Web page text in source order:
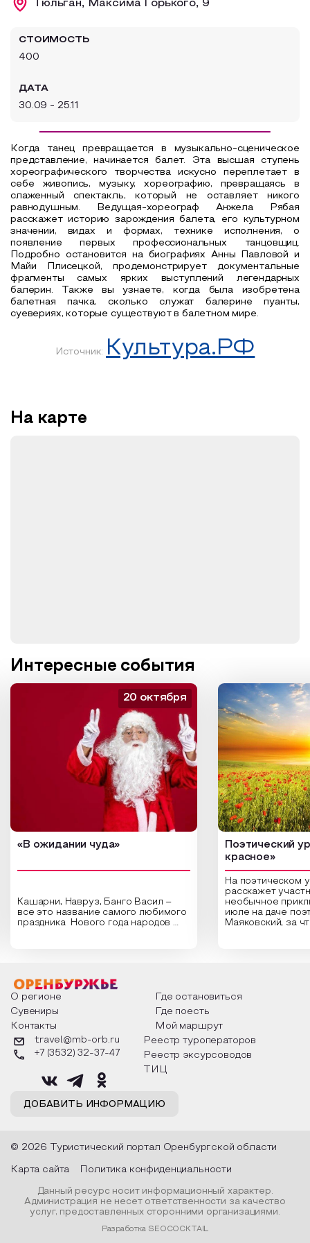
Аттестованные экскурсоводы
Все маршруты
Тюльган, Максима Горького, 9
СТОИМОСТЬ
400
ДАТА
30.09 - 25.11
Когда танец превращается в музыкально-сценическое
представление, начинается балет. Эта высшая ступень
хореографического творчества искусно переплетает в
себе живопись, музыку, хореографию, превращаясь в
слаженный спектакль, который не оставляет никого
равнодушным. Ведущая-хореограф Анжела Рябая
расскажет историю зарождения балета, его культурном
значении, видах и формах, технике исполнения, о
появление первых профессиональных танцовщиц.
Подробно остановится на биографиях Анны Павловой и
Майи Плисецкой, продемонстрирует документальные
фрагменты самых ярких выступлений легендарных
балерин. Также вы узнаете, когда была изобретена
балетная пачка, сколько служат балерине пуанты,
суевериях, которые существуют в балетном мире.
Источник: Культура.РФ
На карте
Интересные события
«В ожидании чуда»
Кашарни, Навруз, Банго Васил –
все это название самого любимого
праздника Нового года народов
о том, как встречают новый год в
разных уголках страны, какие
обряды совершают на удачу и
благополучие, в чем схожи и
различаются традиции. Кто такой
Дед Мороз и откуда он пришел, как
его называют в разных уголках
страны и как появились елочные
20 октября
Поэтический
красное»
На поэтическом
расскажет
необычное
июле на даче
Маяковский, за
Твардовского и
каждой строчке
восхищение
яркому времени
О регионе
Где остановиться
Сувениры
Где поесть
Контакты
Мой маршрут
ДОБАВИТЬ ИНФОРМАЦИЮ
travel@mb-orb.ru
+7 (3532) 32-37-47
Реестр туроператоров
Реестр эксурсоводов
ТИЦ
© 2026 Туристический портал Оренбургской области
Карта сайта Политика конфиденциальности
Данный ресурс носит информационный характер.
Администрация не несет ответственности за качество
услуг, предоставленных сторонними организациями.
Разработка SEOCOCKTAIL